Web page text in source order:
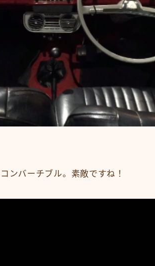
ンバーチブル。素敵ですね！